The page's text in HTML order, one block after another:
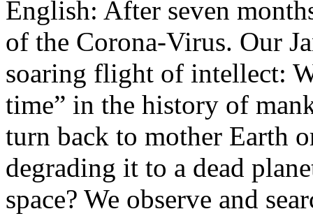
English: After seven
of the Corona-Virus. Our
soaring flight of intellect:
time” in the history of
turn back to mother Earth
degrading it to a dead
space? We observe and